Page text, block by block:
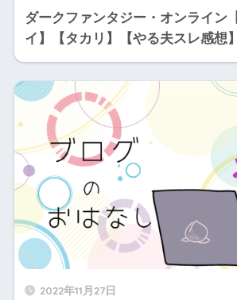
ダークファンタジー・オンライン
イ】【タカリ】【やる夫スレ感想】
2022年11月27日